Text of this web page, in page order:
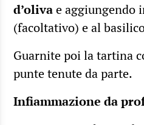
d’olivae aggiungendo
(facoltativo) e al
Guarnite poi la tartina
punte tenute da parte.
Infiammazione da